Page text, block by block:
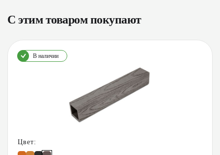
С этим товаром покупают
В наличии
Цвет: